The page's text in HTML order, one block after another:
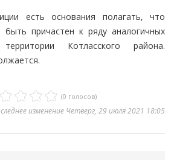
есть основания полагать, что
причастен к ряду аналогичных
Котласского района.
(0 голосов)
изменение Четверг, 29 июля 2021 18:05